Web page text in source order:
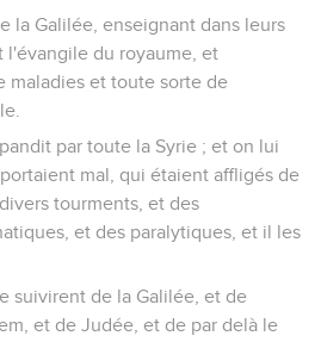
la Galilée, enseignant dans leurs
l'évangile du royaume, et
maladies et toute sorte de
par toute la Syrie ; et on lui
mal, qui étaient affligés de
tourments, et des
et des paralytiques, et il les
suivirent de la Galilée, et de
et de Judée, et de par delà le